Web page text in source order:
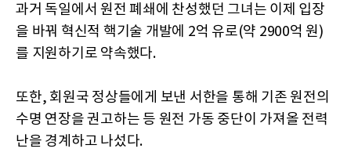
과거 독일에서 원전 폐쇄에 찬성했던 그녀는 이제 입장
을 바꿔 혁신적 핵기술 개발에 2억 유로(약 2900억 원)
를 지원하기로 약속했다.
또한, 회원국 정상들에게 보낸 서한을 통해 기존 원전의
수명 연장을 권고하는 등 원전 가동 중단이 가져올 전력
난을 경계하고 나섰다.